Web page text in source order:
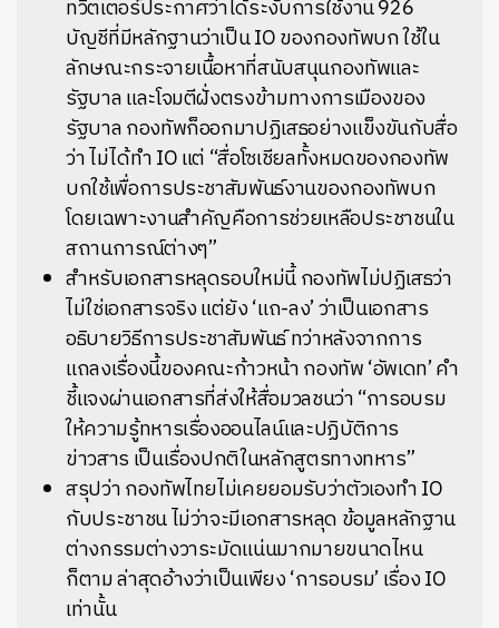
ทวิตเตอร์ประกาศว่าได้ระงับการใช้งาน 926
บัญชีที่มีหลักฐานว่าเป็น IO ของกองทัพบก ใช้ใน
ลักษณะกระจายเนื้อหาที่สนับสนุนกองทัพและ
รัฐบาล และโจมตีฝั่งตรงข้ามทางการเมืองของ
รัฐบาล กองทัพก็ออกมาปฏิเสธอย่างแข็งขันกับสื่อ
ว่า ไม่ได้ทำ IO แต่ “สื่อโซเชียลทั้งหมดของกองทัพ
บกใช้เพื่อการประชาสัมพันธ์งานของกองทัพบก
โดยเฉพาะงานสำคัญคือการช่วยเหลือประชาชนใน
สถานการณ์ต่างๆ”
สำหรับเอกสารหลุดรอบใหม่นี้ กองทัพไม่ปฏิเสธว่า
ไม่ใช่เอกสารจริง แต่ยัง ‘แถ-ลง’ ว่าเป็นเอกสาร
อธิบายวิธีการประชาสัมพันธ์ ทว่าหลังจากการ
แถลงเรื่องนี้ของคณะก้าวหน้า กองทัพ ‘อัพเดท’ คำ
ชี้แจงผ่านเอกสารที่ส่งให้สื่อมวลชนว่า “การอบรม
ให้ความรู้ทหารเรื่องออนไลน์และปฏิบัติการ
ข่าวสาร เป็นเรื่องปกติในหลักสูตรทางทหาร”
สรุปว่า กองทัพไทยไม่เคยยอมรับว่าตัวเองทำ IO
กับประชาชน ไม่ว่าจะมีเอกสารหลุด ข้อมูลหลักฐาน
ต่างกรรมต่างวาระมัดแน่นมากมายขนาดไหน
ก็ตาม ล่าสุดอ้างว่าเป็นเพียง ‘การอบรม’ เรื่อง IO
เท่านั้น